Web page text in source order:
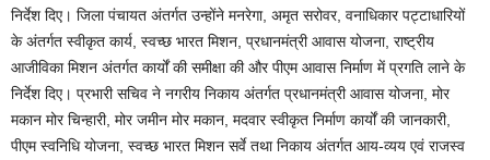
निर्देश दिए। जिला पंचायत अंतर्गत उन्होंने मनरेगा, अमृत सरोवर, वनाधिकार पट्टाधारियों
के अंतर्गत स्वीकृत कार्य, स्वच्छ भारत मिशन, प्रधानमंत्री आवास योजना, राष्ट्रीय
आजीविका मिशन अंतर्गत कार्यों की समीक्षा की और पीएम आवास निर्माण में प्रगति लाने के
निर्देश दिए। प्रभारी सचिव ने नगरीय निकाय अंतर्गत प्रधानमंत्री आवास योजना, मोर
मकान मोर चिन्हारी, मोर जमीन मोर मकान, मदवार स्वीकृत निर्माण कार्यों की जानकारी,
पीएम स्वनिधि योजना, स्वच्छ भारत मिशन सर्वे तथा निकाय अंतर्गत आय-व्यय एवं राजस्व